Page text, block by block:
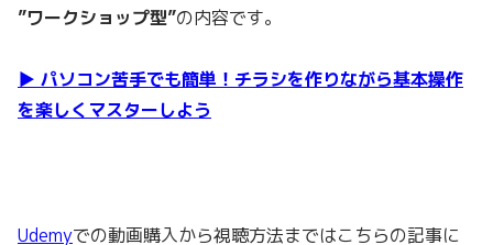
”ワークショップ型”の内容です。
▶ パソコン苦手でも簡単！チラシを作りながら基本操作
を楽しくマスターしよう
Udemyでの動画購入から視聴方法まではこちらの記事に